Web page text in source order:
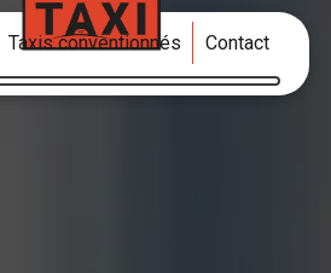
Taxis conventionnés Contact
Réservez votre trajet